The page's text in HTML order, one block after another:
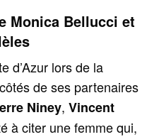
Monica Bellucci et
d’Azur lors de la
de ses partenaires
Niney,Vincent
à citer une femme qui,